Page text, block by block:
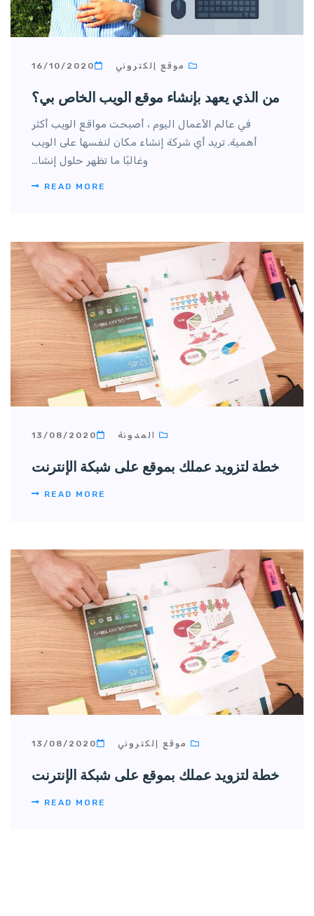
موقع إلكتروني 16/10/2020
من الذي يعهد بإنشاء موقع الويب الخاص بي؟
في عالم الأعمال اليوم ، أصبحت مواقع الويب أكثر
أهمية. تريد أي شركة إنشاء مكان لنفسها على الويب
وغالبًا ما تظهر حلول إنشا...
READ MORE
المدونة 13/08/2020
خطة لتزويد عملك بموقع على شبكة الإنترنت
READ MORE
موقع إلكتروني 13/08/2020
خطة لتزويد عملك بموقع على شبكة الإنترنت
READ MORE